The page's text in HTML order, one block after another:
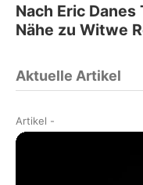
Nach Eric
Nähe zu Witwe
Aktuelle Artikel
Artikel -